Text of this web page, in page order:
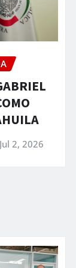
Jul 2, 2026